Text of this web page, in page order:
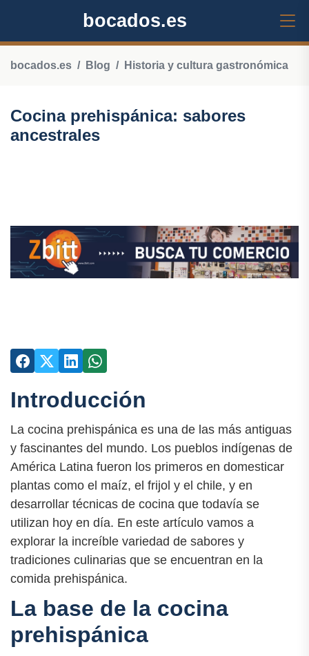
bocados.es
bocados.es Blog Historia y cultura gastronómica
Cocina prehispánica: sabores
ancestrales
Introducción
La cocina prehispánica es una de las más antiguas
y fascinantes del mundo. Los pueblos indígenas de
América Latina fueron los primeros en domesticar
plantas como el maíz, el frijol y el chile, y en
desarrollar técnicas de cocina que todavía se
utilizan hoy en día. En este artículo vamos a
explorar la increíble variedad de sabores y
tradiciones culinarias que se encuentran en la
comida prehispánica.
La base de la cocina
prehispánica